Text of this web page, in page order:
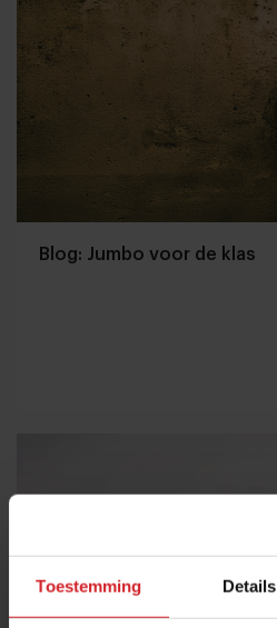
Toestemming Details
Blog: Jumbo voor de klas